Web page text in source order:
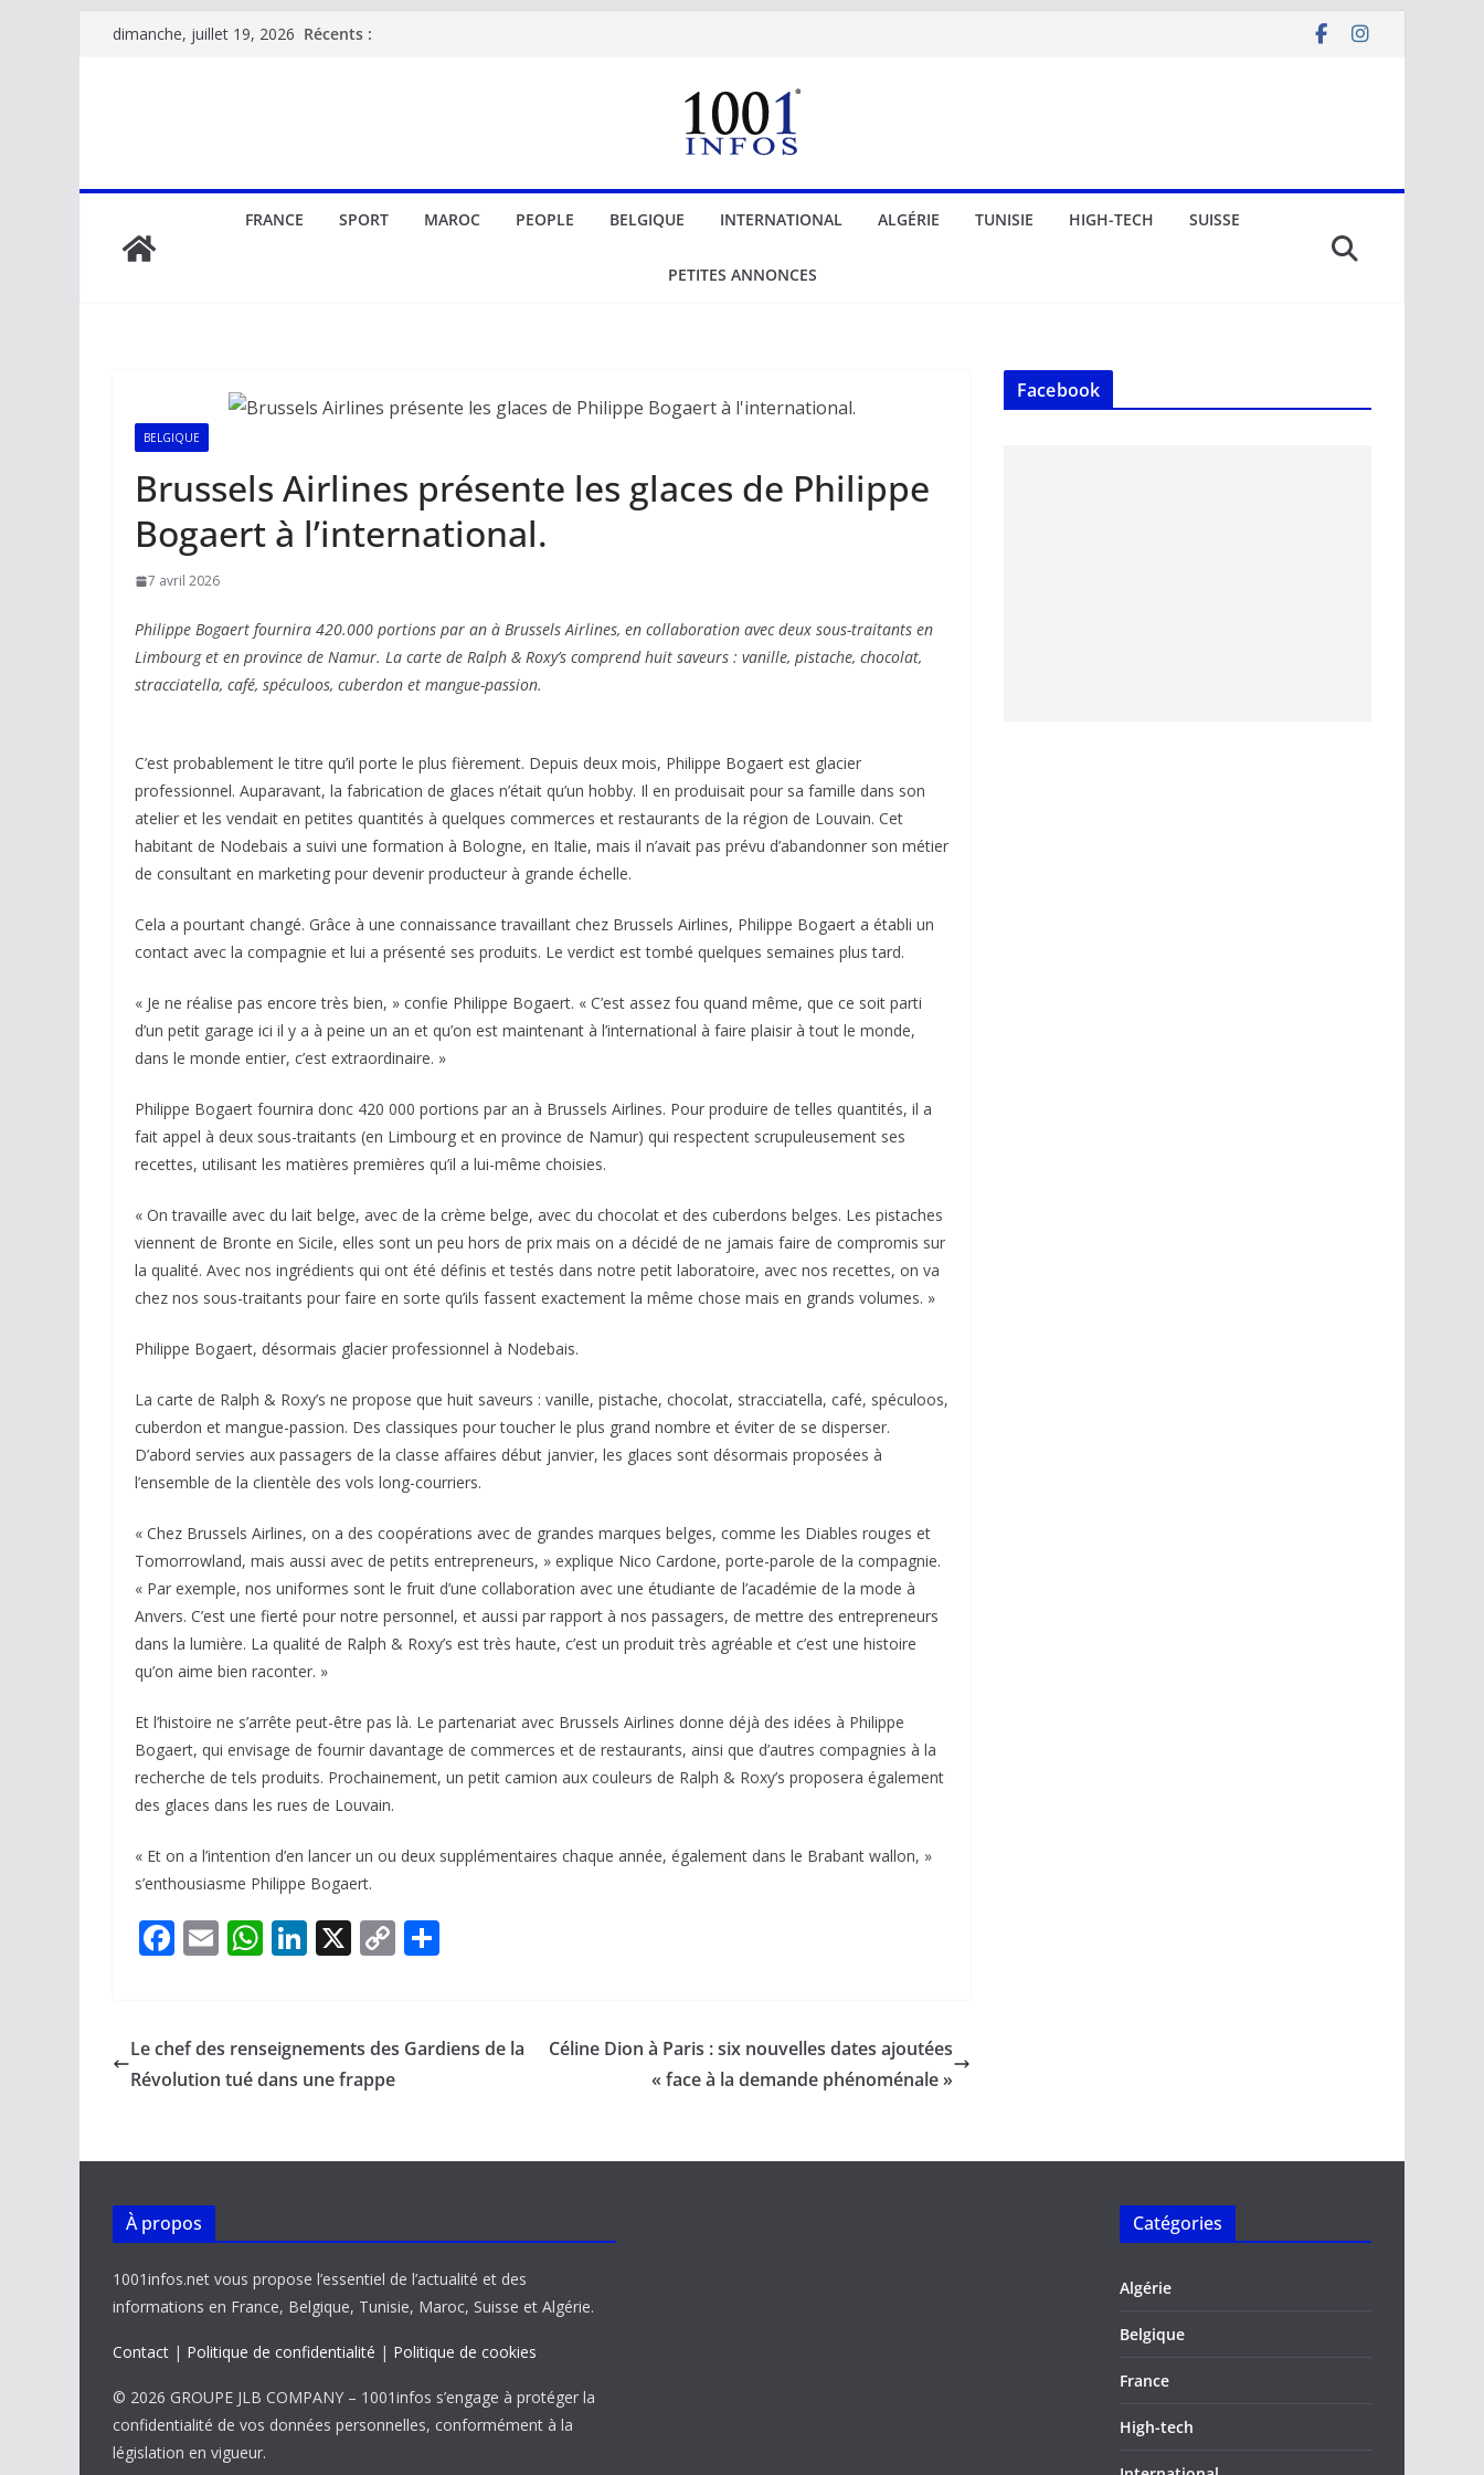
Passerdimanche, juillet 19, 2026 Récents :
FRANCE SPORT MAROC PEOPLE BELGIQUE INTERNATIONAL ALGÉRIE TUNISIE HIGH-TECH SUISSE
PETITES ANNONCES
BELGIQUE
Brussels Airlines présente les glaces de Philippe
Bogaert à l’international.
7 avril 2026
Philippe Bogaert fournira 420.000 portions par an à Brussels Airlines, en collaboration avec deux sous-traitants en
Limbourg et en province de Namur. La carte de Ralph & Roxy’s comprend huit saveurs : vanille, pistache, chocolat,
stracciatella, café, spéculoos, cuberdon et mangue-passion.
C’est probablement le titre qu’il porte le plus fièrement. Depuis deux mois, Philippe Bogaert est glacier
professionnel. Auparavant, la fabrication de glaces n’était qu’un hobby. Il en produisait pour sa famille dans son
atelier et les vendait en petites quantités à quelques commerces et restaurants de la région de Louvain. Cet
habitant de Nodebais a suivi une formation à Bologne, en Italie, mais il n’avait pas prévu d’abandonner son métier
de consultant en marketing pour devenir producteur à grande échelle.
Cela a pourtant changé. Grâce à une connaissance travaillant chez Brussels Airlines, Philippe Bogaert a établi un
contact avec la compagnie et lui a présenté ses produits. Le verdict est tombé quelques semaines plus tard.
« Je ne réalise pas encore très bien, » confie Philippe Bogaert. « C’est assez fou quand même, que ce soit parti
d’un petit garage ici il y a à peine un an et qu’on est maintenant à l’international à faire plaisir à tout le monde,
dans le monde entier, c’est extraordinaire. »
Philippe Bogaert fournira donc 420 000 portions par an à Brussels Airlines. Pour produire de telles quantités, il a
fait appel à deux sous-traitants (en Limbourg et en province de Namur) qui respectent scrupuleusement ses
recettes, utilisant les matières premières qu’il a lui-même choisies.
« On travaille avec du lait belge, avec de la crème belge, avec du chocolat et des cuberdons belges. Les pistaches
viennent de Bronte en Sicile, elles sont un peu hors de prix mais on a décidé de ne jamais faire de compromis sur
la qualité. Avec nos ingrédients qui ont été définis et testés dans notre petit laboratoire, avec nos recettes, on va
chez nos sous-traitants pour faire en sorte qu’ils fassent exactement la même chose mais en grands volumes. »
Philippe Bogaert, désormais glacier professionnel à Nodebais.
La carte de Ralph & Roxy’s ne propose que huit saveurs : vanille, pistache, chocolat, stracciatella, café, spéculoos,
cuberdon et mangue-passion. Des classiques pour toucher le plus grand nombre et éviter de se disperser.
D’abord servies aux passagers de la classe affaires début janvier, les glaces sont désormais proposées à
l’ensemble de la clientèle des vols long-courriers.
« Chez Brussels Airlines, on a des coopérations avec de grandes marques belges, comme les Diables rouges et
Tomorrowland, mais aussi avec de petits entrepreneurs, » explique Nico Cardone, porte-parole de la compagnie.
« Par exemple, nos uniformes sont le fruit d’une collaboration avec une étudiante de l’académie de la mode à
Anvers. C’est une fierté pour notre personnel, et aussi par rapport à nos passagers, de mettre des entrepreneurs
dans la lumière. La qualité de Ralph & Roxy’s est très haute, c’est un produit très agréable et c’est une histoire
qu’on aime bien raconter. »
Et l’histoire ne s’arrête peut-être pas là. Le partenariat avec Brussels Airlines donne déjà des idées à Philippe
Bogaert, qui envisage de fournir davantage de commerces et de restaurants, ainsi que d’autres compagnies à la
recherche de tels produits. Prochainement, un petit camion aux couleurs de Ralph & Roxy’s proposera également
des glaces dans les rues de Louvain.
« Et on a l’intention d’en lancer un ou deux supplémentaires chaque année, également dans le Brabant wallon, »
s’enthousiasme Philippe Bogaert.
F
b
o
k
E
l
W
s
A
p
Li
e
dI
X C
y
k
g
Le chef des renseignements des Gardiens de la
Révolution tué dans une frappe
Céline Dion à Paris : six nouvelles dates ajoutées
« face à la demande phénoménale »
Facebook
À propos
1001infos.net vous propose l’essentiel de l’actualité et des
informations en France, Belgique, Tunisie, Maroc, Suisse et Algérie.
Contact | Politique de confidentialité | Politique de cookies
© 2026 GROUPE JLB COMPANY – 1001infos s’engage à protéger la
confidentialité de vos données personnelles, conformément à la
législation en vigueur.
Catégories
Algérie
Belgique
France
High-tech